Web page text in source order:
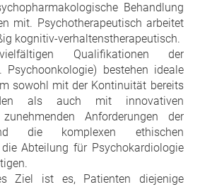
Behandlung
mit. Psychotherapeutisch arbeitet
kognitiv-verhaltenstherapeutisch.
Qualifikationen der
Psychoonkologie) bestehen ideale
sowohl mit der Kontinuität bereits
als auch mit innovativen
Anforderungen der
die komplexen ethischen
Abteilung für Psychokardiologie
Ziel ist es, Patienten diejenige